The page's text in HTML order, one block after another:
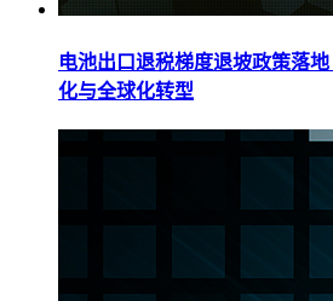
电池出口退税梯度退坡政策落
化与全球化转型